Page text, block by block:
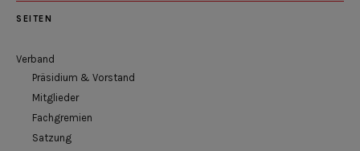
SEITEN
Verband
Präsidium & Vorstand
Mitglieder
Fachgremien
Satzung